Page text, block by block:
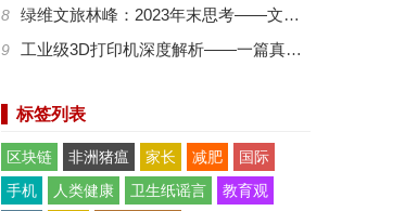
8 绿维文旅林峰：2023年末思考——文旅新势力与文旅新时代
9 工业级3D打印机深度解析——一篇真正能帮你选对机器的指南
标签列表
区块链 非洲猪瘟 家长 减肥
国际
手机
人类健康 卫生纸谣言
教育观